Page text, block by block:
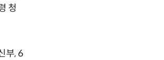
청
부, 6